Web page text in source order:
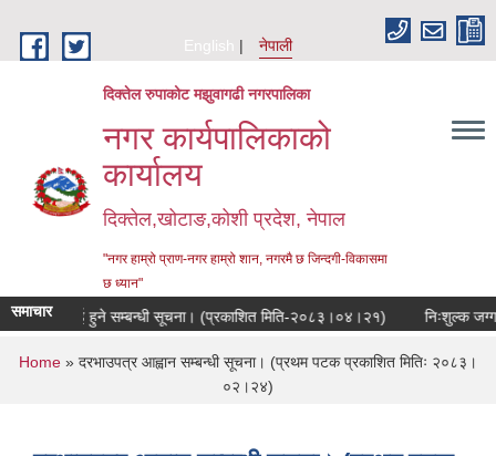
English
नेपाली
दिक्तेल रुपाकोट मझुवागढी नगरपालिका
नगर कार्यपालिकाको
कार्यालय
दिक्तेल,खोटाङ,कोशी प्रदेश, नेपाल
"नगर हाम्रो प्राण-नगर हाम्रो शान, नगरमै छ जिन्दगी-विकासमा
छ ध्यान"
समाचार
सुनुवाई हुने सम्बन्धी सूचना। (प्रकाशित मिति-२०८३।०४।२१) निःशुल्क जग्गा
You are here
Home » दरभाउपत्र आह्वान सम्बन्धी सूचना। (प्रथम पटक प्रकाशित मितिः २०८३।
०२।२४)